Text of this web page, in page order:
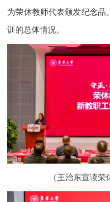
为荣休教师代表颁发纪念品
训的总体情况。
（王治东宣读荣